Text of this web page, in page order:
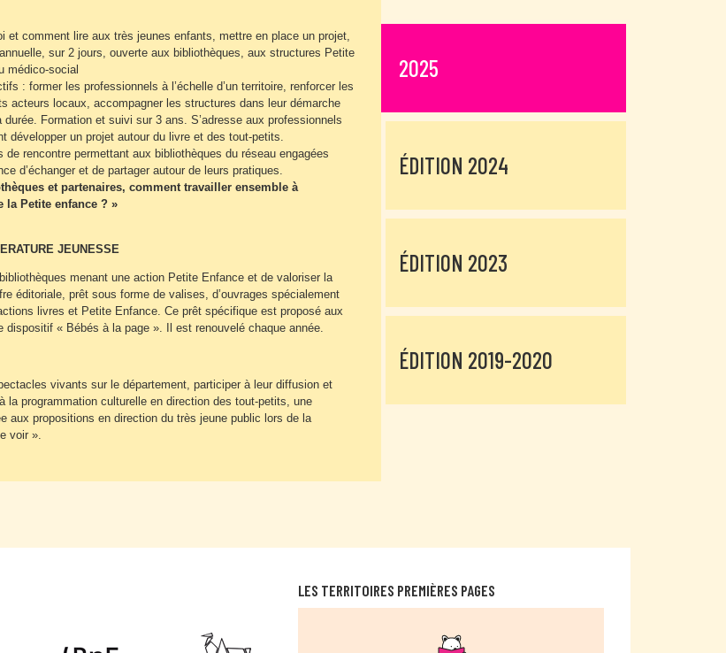
et comment lire aux très jeunes enfants, mettre en place un projet,
sur 2 jours, ouverte aux bibliothèques, aux structures Petite
médico-social
: former les professionnels à l’échelle d’un territoire, renforcer les
acteurs locaux, accompagner les structures dans leur démarche
durée. Formation et suivi sur 3 ans. S’adresse aux professionnels
développer un projet autour du livre et des tout-petits.
de rencontre permettant aux bibliothèques du réseau engagées
d’échanger et de partager autour de leurs pratiques.
et partenaires, comment travailler ensemble à
la Petite enfance ? »
JEUNESSE
menant une action Petite Enfance et de valoriser la
éditoriale, prêt sous forme de valises, d’ouvrages spécialement
livres et Petite Enfance. Ce prêt spécifique est proposé aux
dispositif « Bébés à la page ». Il est renouvelé chaque année.
vivants sur le département, participer à leur diffusion et
la programmation culturelle en direction des tout-petits, une
aux propositions en direction du très jeune public lors de la
voir ».
2025
ÉDITION 2024
ÉDITION 2023
ÉDITION 2019-2020
LES TERRITOIRES PREMIÈRES PAGES